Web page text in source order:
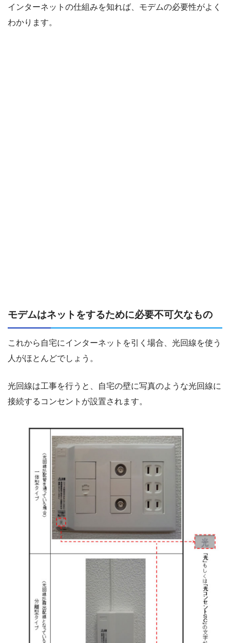
インターネットの仕組みを知れば、モデムの必要性がよく
わかります。
モデムはネットをするために必要不可欠なもの
これから自宅にインターネットを引く場合、光回線を使う
人がほとんどでしょう。
光回線は工事を行うと、自宅の壁に写真のような光回線に
接続するコンセントが設置されます。